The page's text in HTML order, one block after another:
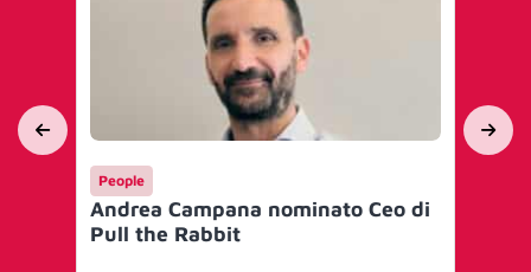
People
Andrea Campana nominato Ceo di
Pull the Rabbit